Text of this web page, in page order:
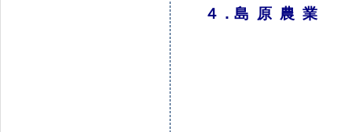
４．島 原 農